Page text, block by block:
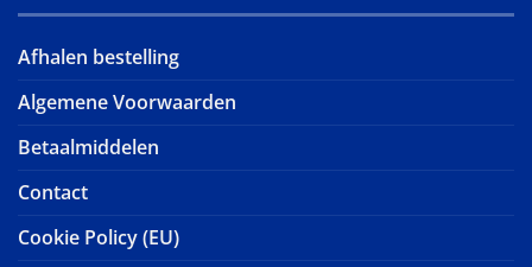
Afhalen bestelling
Algemene Voorwaarden
Betaalmiddelen
Contact
Cookie Policy (EU)